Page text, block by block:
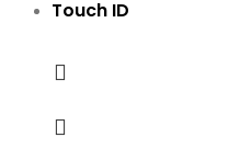
Touch ID